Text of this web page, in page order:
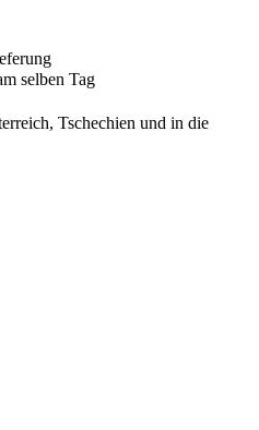
selben Tag
Tschechien und in die